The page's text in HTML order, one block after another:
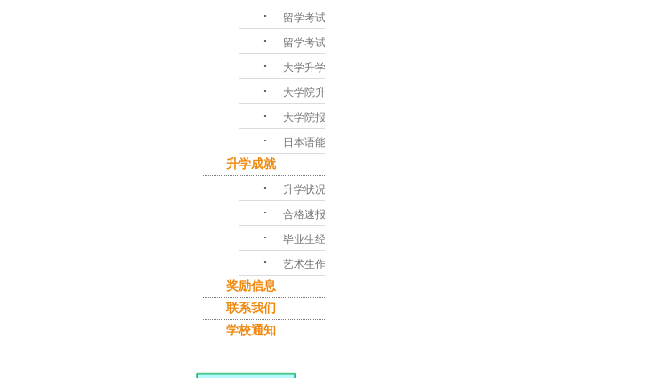
･ 留学考试对策
･ 留学考试问答
･ 大学升学指导
･ 大学院升学课程
･ 大学院报考指南
･ 日本语能力考试
升学成就
･ 升学状况
･ 合格速报
･ 毕业生经验谈
･ 艺术生作品集
奖励信息
联系我们
学校通知